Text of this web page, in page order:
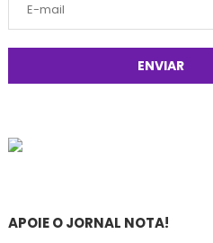
APOIE O JORNAL NOTA!